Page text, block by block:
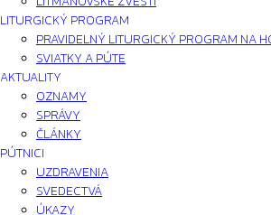
LITURGICKÝ PROGRAM
PRAVIDELNÝ LITURGICKÝ PROGRAM NA
SVIATKY A PÚTE
AKTUALITY
OZNAMY
SPRÁVY
ČLÁNKY
PÚTNICI
UZDRAVENIA
SVEDECTVÁ
ÚKAZY